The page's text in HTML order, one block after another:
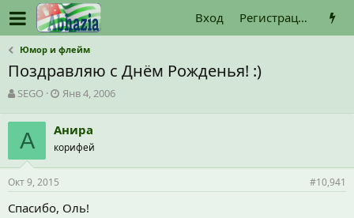
Вход Регистрация
Юмор и флейм
Поздравляю с Днём Рожденья! :)
А
т
р
т
е
м
ы
SEGO
Д
а
н
а
л
Янв 4, 2006
А Анира
корифей
Окт 9, 2015 #10,941
Спасибо, Оль!